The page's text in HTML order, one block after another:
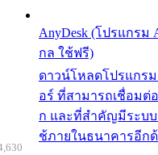
AnyDesk (โปรแกรม
กล ใช้ฟรี)
ดาวน์โหลดโปรแกร
อร์ ที่สามารถเชื่อมต่
ก และที่สำคัญมีระบ
ช้ภายในธนาคารอีก